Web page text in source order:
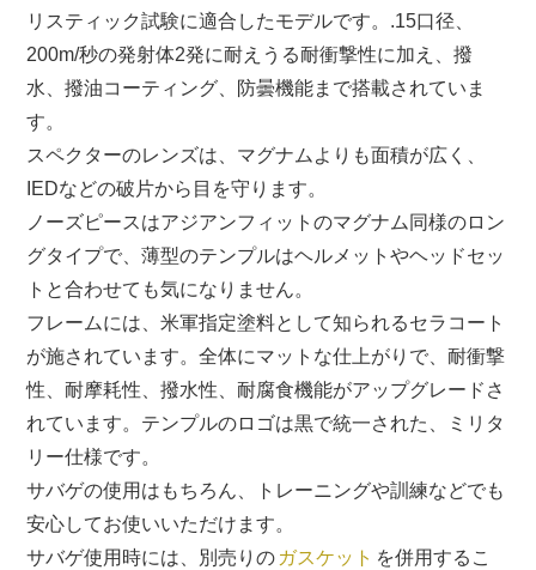
リスティック試験に適合したモデルです。.15口径、
200m/秒の発射体2発に耐えうる耐衝撃性に加え、撥
水、撥油コーティング、防曇機能まで搭載されていま
す。
スペクターのレンズは、マグナムよりも面積が広く、
IEDなどの破片から目を守ります。
ノーズピースはアジアンフィットのマグナム同様のロン
グタイプで、薄型のテンプルはヘルメットやヘッドセッ
トと合わせても気になりません。
フレームには、米軍指定塗料として知られるセラコート
が施されています。全体にマットな仕上がりで、耐衝撃
性、耐摩耗性、撥水性、耐腐食機能がアップグレードさ
れています。テンプルのロゴは黒で統一された、ミリタ
リー仕様です。
サバゲの使用はもちろん、トレーニングや訓練などでも
安心してお使いいただけます。
サバゲ使用時には、別売りの ガスケット を併用するこ